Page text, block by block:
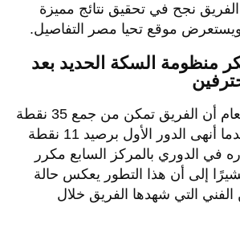
نجح في تحقيق نتائج مميزة
ويستعرض موقع تحيا مصر التفاصيل.
منظومة السكة الحديد بعد
وأوضح المشرف العام أن الفريق تمكن من جمع 35 نقطة
في الدور الثاني، بعدما أنهى الدور الأول برصيد 11 نقطة
في الدوري بالمركز السابع مكرر
مشيرًا إلى أن هذا التطور يعكس حالة
الفني التي شهدها الفريق خلال